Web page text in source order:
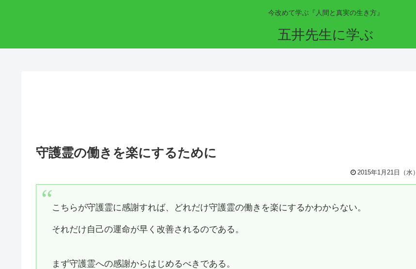
今改めて学ぶ『人間と真実の生き方』
五井先生に学ぶ
守護霊の働きを楽にするために
2015年1月21日（水）
こちらが守護霊に感謝すれば、どれだけ守護霊の働きを楽にするかわからない。
それだけ自己の運命が早く改善されるのである。
まず守護霊への感謝からはじめるべきである。